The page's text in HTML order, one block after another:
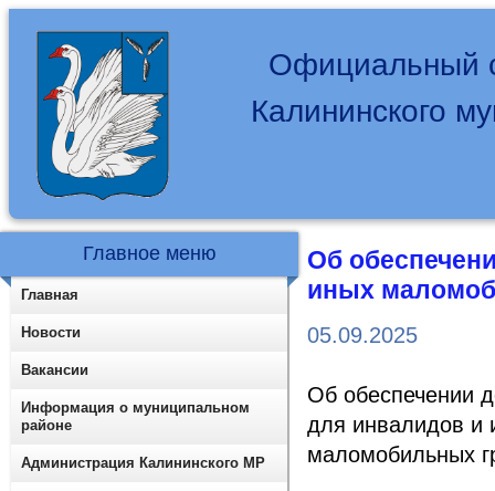
Официальный
Калининского
Об
иных
05.09.2025
Об обеспечении
для инвалидов и
маломобильных
Главное меню
Главная
Новости
Вакансии
Информация о муниципальном
районе
Администрация Калининского МР